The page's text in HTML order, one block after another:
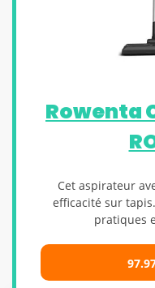
Rowenta
Cet aspirateur
efficacité sur
pratiques